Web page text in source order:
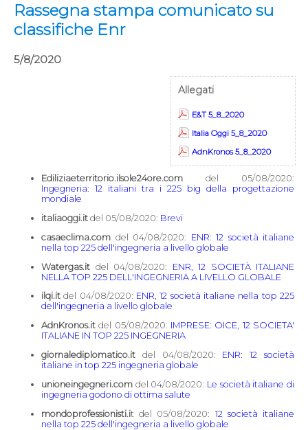
Rassegna stampa comunicato su
classifiche Enr
5/8/2020
Allegati
E&T 5_8_2020
Italia Oggi 5_8_2020
AdnKronos 5_8_2020
Ediliziaeterritorio.ilsole24ore.com del 05/08/2020:
Ingegneria: 12 italiani tra i 225 big della progettazione
mondiale
italiaoggi.it del 05/08/2020: Brevi
casaeclima.com del 04/08/2020: ENR: 12 società italiane
nella top 225 dell'ingegneria a livello globale
Watergas.it del 04/08/2020: ENR, 12 SOCIETÀ ITALIANE
NELLA TOP 225 DELL'INGEGNERIA A LIVELLO GLOBALE
ilqi.itdel 04/08/2020: ENR, 12 società italiane nella top 225
dell'ingegneria a livello globale
AdnKronos.itdel 05/08/2020: IMPRESE: OICE, 12 SOCIETA'
ITALIANE IN TOP 225 INGEGNERIA
giornalediplomatico.it del 04/08/2020: ENR: 12 società
italiane in top 225 ingegneria globale
unioneingegneri.com del 04/08/2020: Le società italiane di
ingegneria godono di ottima salute
mondoprofessionisti.it del 05/08/2020: 12 società italiane
nella top 225 dell'ingegneria a livello globale